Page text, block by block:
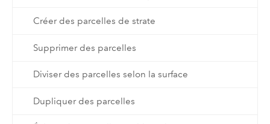
Créer des parcelles de strate
Supprimer des parcelles
Diviser des parcelles selon la surface
Dupliquer des parcelles